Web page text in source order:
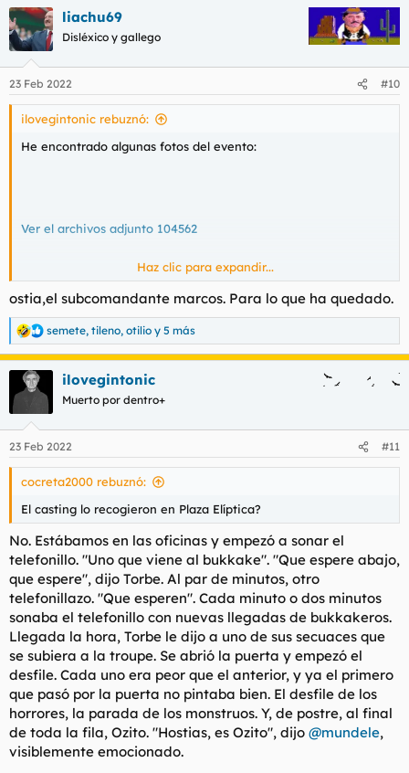
c
c
e
s
liachu69
Disléxico y gallego
23 Feb 2022 #10
ilovegintonic rebuznó:
He encontrado algunas fotos del evento:
Ver el archivos adjunto 104562
Muy chungo todo aquello, muy chungo.
Haz clic para expandir...
ostia,el subcomandante marcos. Para lo que ha quedado.
R
e
a
c
e
s
semete, tileno, otilio y 5 más
ilovegintonic
Muerto por dentro+
23 Feb 2022 #11
cocreta2000 rebuznó:
El casting lo recogieron en Plaza Elíptica?
No. Estábamos en las oficinas y empezó a sonar el
telefonillo. "Uno que viene al bukkake". "Que espere abajo,
que espere", dijo Torbe. Al par de minutos, otro
telefonillazo. "Que esperen". Cada minuto o dos minutos
sonaba el telefonillo con nuevas llegadas de bukkakeros.
Llegada la hora, Torbe le dijo a uno de sus secuaces que
se subiera a la troupe. Se abrió la puerta y empezó el
desfile. Cada uno era peor que el anterior, y ya el primero
que pasó por la puerta no pintaba bien. El desfile de los
horrores, la parada de los monstruos. Y, de postre, al final
de toda la fila, Ozito. "Hostias, es Ozito", dijo @mundele,
visiblemente emocionado.